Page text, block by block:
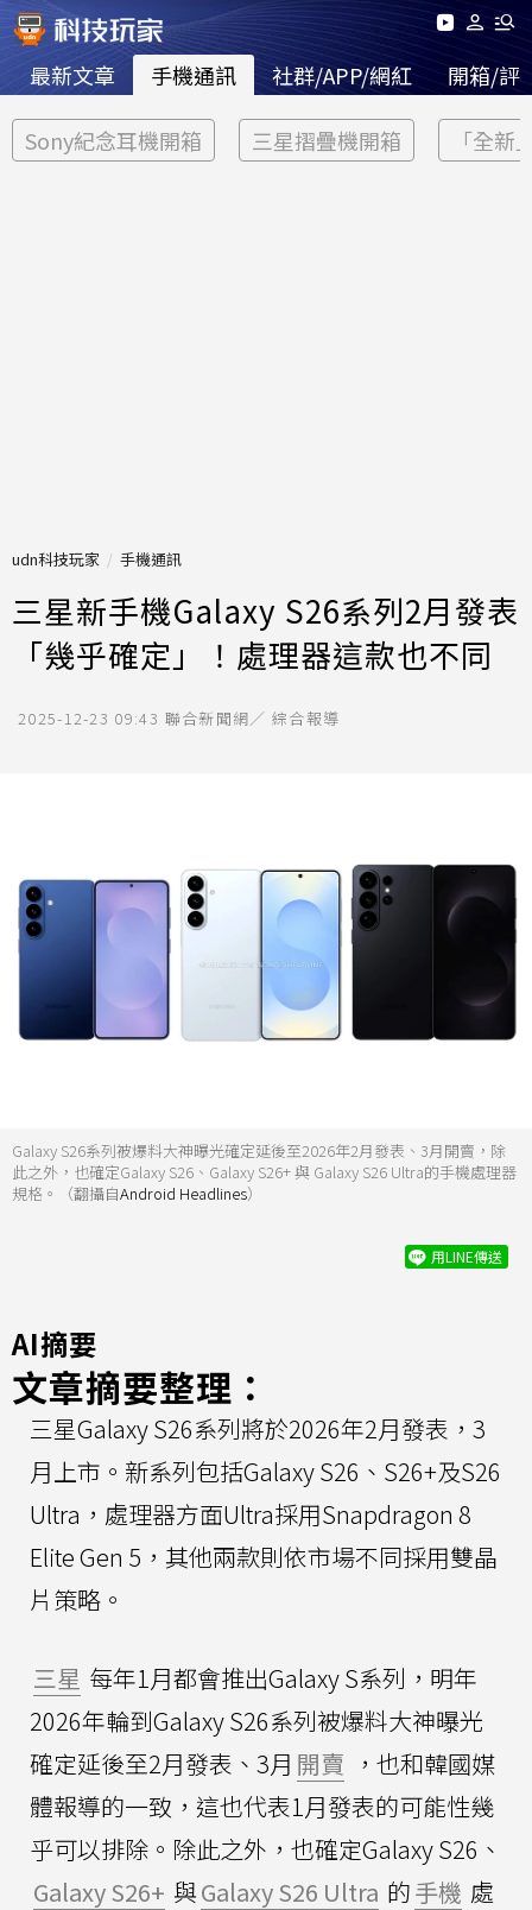
最新文章 手機通訊 社群/APP/網紅 開箱/評
Sony紀念耳機開箱 三星摺疊機開箱 「全新
udn科技玩家 手機通訊
三星新手機Galaxy S26系列2月發表
「幾乎確定」！處理器這款也不同
2025-12-23 09:43 聯合新聞網／ 綜合報導
Galaxy S26系列被爆料大神曝光確定延後至2026年2月發表、3月開賣，除
此之外，也確定Galaxy S26、Galaxy S26+ 與 Galaxy S26 Ultra的手機處理器
規格。（翻攝自Android Headlines）
用LINE傳送
AI摘要
文章摘要整理：
三星Galaxy S26系列將於2026年2月發表，3
月上市。新系列包括Galaxy S26、S26+及S26
Ultra，處理器方面Ultra採用Snapdragon 8
Elite Gen 5，其他兩款則依市場不同採用雙晶
片策略。
三星 每年1月都會推出Galaxy S系列，明年
2026年輪到Galaxy S26系列被爆料大神曝光
確定延後至2月發表、3月 開賣 ，也和韓國媒
體報導的一致，這也代表1月發表的可能性幾
乎可以排除。除此之外，也確定Galaxy S26、
Galaxy S26+ 與Galaxy S26 Ultra 的手機 處